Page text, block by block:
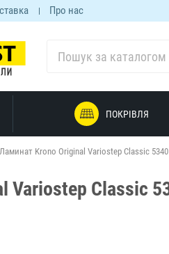
Про нас
ПОКРІВЛЯ
Ламинат Krono Original Variostep Classic
Variostep Classic